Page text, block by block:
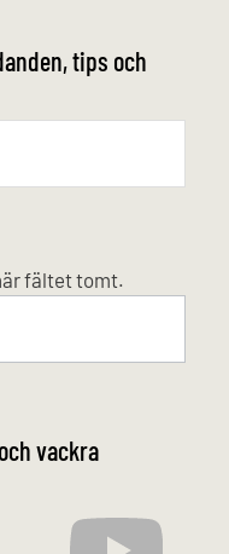
tips och
fältet tomt.
vackra